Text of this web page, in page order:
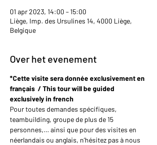
01 apr 2023, 14:00 – 15:00
Liège, Imp. des Ursulines 14, 4000 Liège,
Belgique
Over het evenement
*Cette visite sera donnée exclusivement en
français  / This tour will be guided
exclusively in french
Pour toutes demandes spécifiques,
teambuilding, groupe de plus de 15
personnes,… ainsi que pour des visites en
néerlandais ou anglais, n’hésitez pas à nous